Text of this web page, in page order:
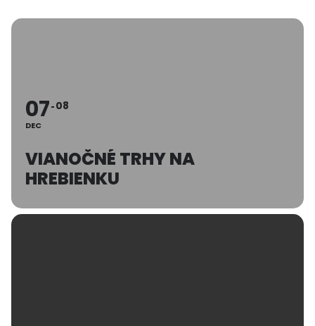
07
DEC
08
VIANOČNÉ TRHY NA
HREBIENKU